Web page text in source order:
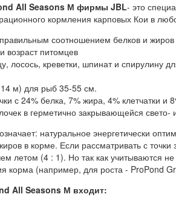
All Seasons М фирмы JBL- это
кормления карповых Кои в
соотношением белков и
возраст питомцев
лосось, креветки, шпинат и спирулину
м) для рыб 35-55 см.
с 24% белка, 7% жира, 4% клетчатки и
в герметично закрывающейся свето-
натуральное энергетически
в корме. Если рассматривать с
летом (4 : 1). Но так как учитываются
корма (например, для роста - ProPond
All Seasons М входит: